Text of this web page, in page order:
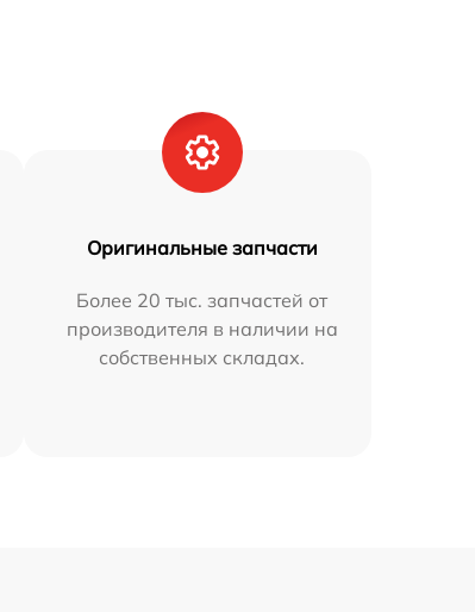
Оригинальные запчасти
Более 20 тыс. запчастей от
производителя в наличии на
собственных складах.